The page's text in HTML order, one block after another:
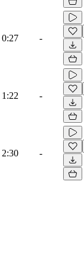
0:27 -
1:22 -
2:30 -